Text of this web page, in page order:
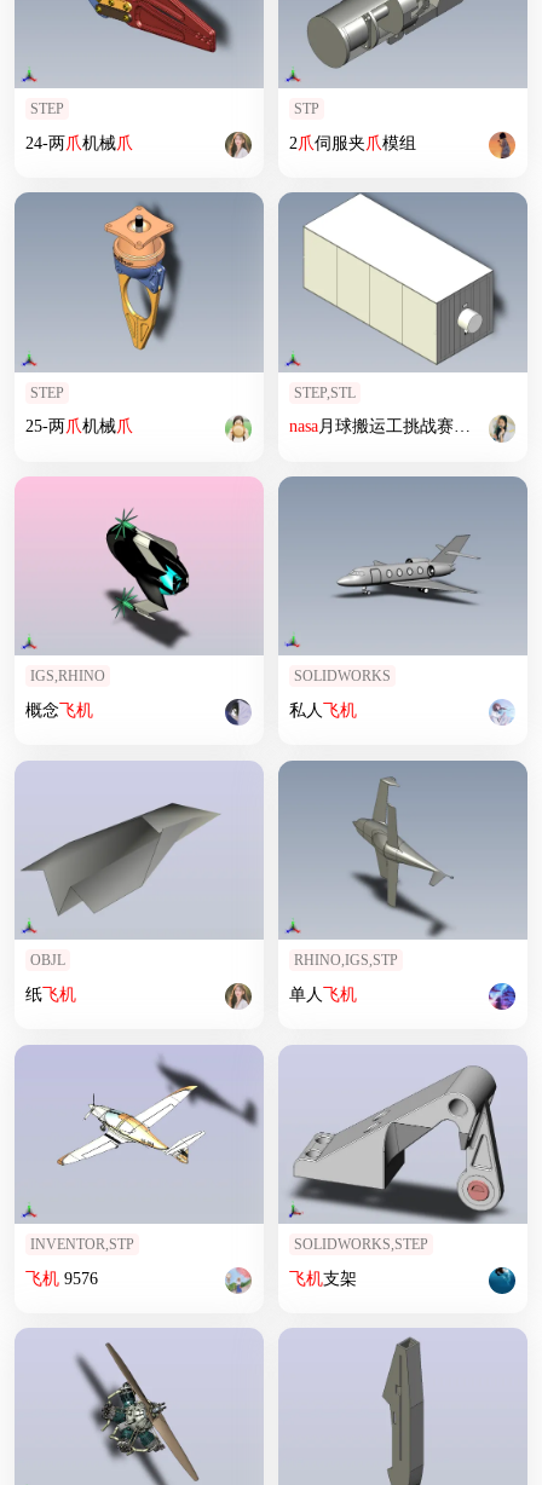
STEP
24-两爪机械爪
STP
2爪伺服夹爪模组
STEP
25-两爪机械爪
STEP,STL
nasa月球搬运工挑战赛参赛作品1 111
IGS,RHINO
概念飞机
SOLIDWORKS
私人飞机
OBJL
纸飞机
RHINO,IGS,STP
单人飞机
INVENTOR,STP
飞机9576
SOLIDWORKS,STEP
飞机支架